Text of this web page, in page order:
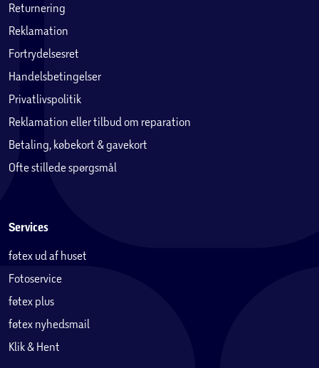
Returnering
Reklamation
Fortrydelsesret
Handelsbetingelser
Privatlivspolitik
Reklamation eller tilbud om reparation
Betaling, købekort & gavekort
Ofte stillede spørgsmål
Services
føtex ud af huset
Fotoservice
føtex plus
føtex nyhedsmail
Klik & Hent